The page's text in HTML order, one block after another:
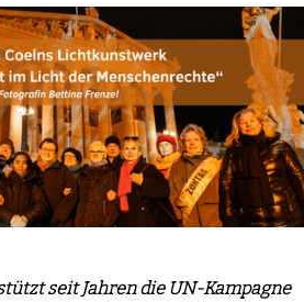
seit Jahren die UN-Kampagne